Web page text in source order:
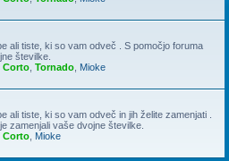
ali tiste, ki so vam odveč . S pomočjo foruma
številke.
Corto Tornado Mioke
ali tiste, ki so vam odveč in jih želite zamenjati .
zamenjali vaše dvojne številke.
Corto Mioke